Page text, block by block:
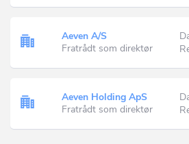
Aeven A/S
Fratrådt som direktør
Aeven Holding ApS
Fratrådt som direktør